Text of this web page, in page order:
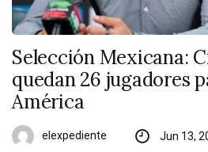
Selección Mexicana:
quedan 26 jugadores
América
elexpediente Jun 13,